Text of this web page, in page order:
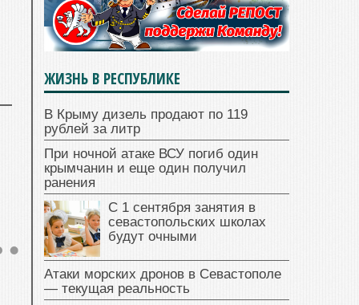
ЖИЗНЬ В РЕСПУБЛИКЕ
В Крыму дизель продают по 119
рублей за литр
При ночной атаке ВСУ погиб один
крымчанин и еще один получил
ранения
С 1 сентября занятия в
севастопольских школах
будут очными
Атаки морских дронов в Севастополе
— текущая реальность